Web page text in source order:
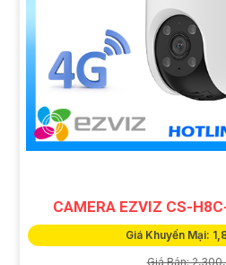
CAMERA EZVIZ CS-
Giá Khuyến Mại:
Giá Bán: